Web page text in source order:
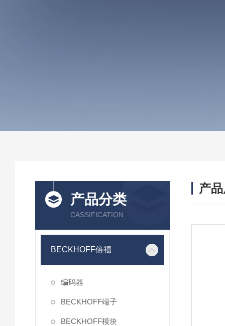
产品分类
CASSIFICATION
BECKHOFF倍福
编码器
BECKHOFF端子
BECKHOFF模块
产